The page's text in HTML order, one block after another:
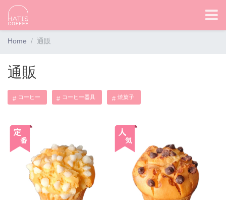
Home 通販
通販
コーヒー コーヒー器具 焼菓子